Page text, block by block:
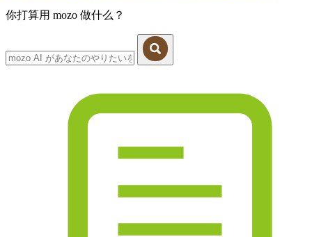
你打算用 mozo 做什么？